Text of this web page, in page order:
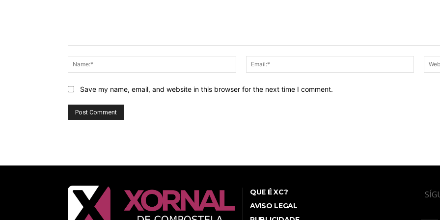
Name:*
Email:*
Save my name, email, and website in this browser for the next time I comment.
QUE É XC?
AVISO LEGAL